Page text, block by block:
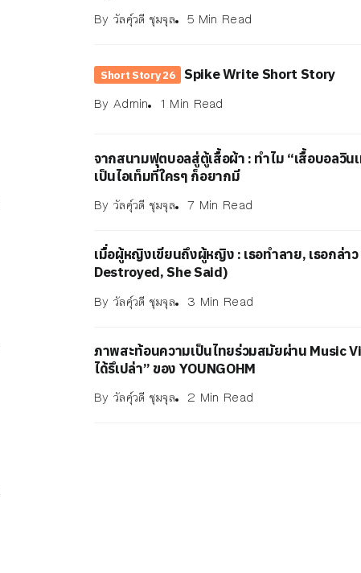
By วัลคุ์วดี ชุมจุล 5 Min Read
Short Story 26 Spike Write Short Story
By Admin 1 Min Read
จากสนามฟุตบอลสู่ตู้เสื้อผ้า : ทำไม “เสื้อบอลวิน
เป็นไอเท็มที่ใครๆ ก็อยากมี
By วัลคุ์วดี ชุมจุล 7 Min Read
เมื่อผู้หญิงเขียนถึงผู้หญิง : เธอทำลาย, เธอกล่าว
Destroyed, She Said)
By วัลคุ์วดี ชุมจุล 3 Min Read
ภาพสะท้อนความเป็นไทยร่วมสมัยผ่าน Music
ได้รึเปล่า” ของ YOUNGOHM
By วัลคุ์วดี ชุมจุล 2 Min Read